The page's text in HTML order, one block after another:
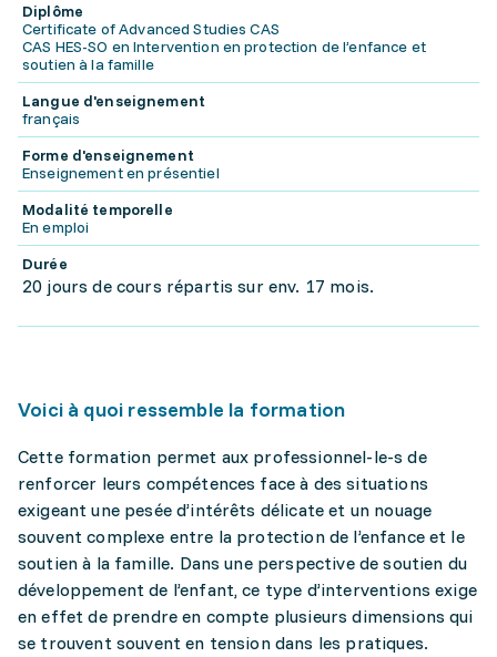
Diplôme
Certificate of Advanced Studies CAS
CAS HES-SO en Intervention en protection de l’enfance et
soutien à la famille
Langue d'enseignement
français
Forme d'enseignement
Enseignement en présentiel
Modalité temporelle
En emploi
Durée
20 jours de cours répartis sur env. 17 mois.
Voici à quoi ressemble la formation
Cette formation permet aux professionnel-le-s de
renforcer leurs compétences face à des situations
exigeant une pesée d’intérêts délicate et un nouage
souvent complexe entre la protection de l’enfance et le
soutien à la famille. Dans une perspective de soutien du
développement de l’enfant, ce type d’interventions exige
en effet de prendre en compte plusieurs dimensions qui
se trouvent souvent en tension dans les pratiques.